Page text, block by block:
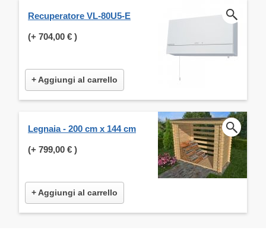
Recuperatore VL-80U5-E
(+ 704,00 € )
+ Aggiungi al carrello
Legnaia - 200 cm x 144 cm
(+ 799,00 € )
+ Aggiungi al carrello